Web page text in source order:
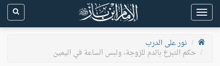
Toggle
navigation
نور على الدرب
حكم التبرع بالدم للزوجة، ولبس الساعة في اليمين